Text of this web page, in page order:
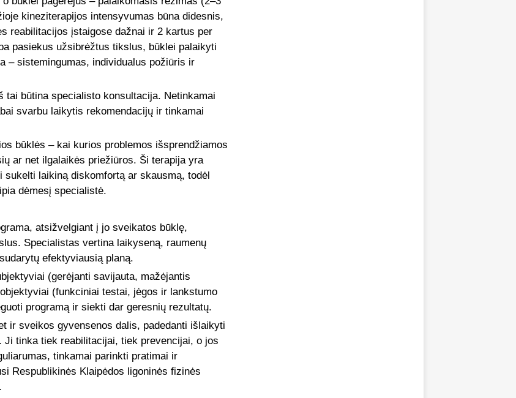
kineziterapijos intensyvumas būna didesnis,
reabilitacijos įstaigose dažnai ir 2 kartus per
pasiekus užsibrėžtus tikslus, būklei palaikyti
– sistemingumas, individualus požiūris ir
būtina specialisto konsultacija. Netinkamai
svarbu laikytis rekomendacijų ir tinkamai
būklės – kai kurios problemos išsprendžiamos
ar net ilgalaikės priežiūros. Ši terapija yra
laikiną diskomfortą ar skausmą, todėl
dėmesį specialistė.
atsižvelgiant į jo sveikatos būklę,
Specialistas vertina laikyseną, raumenų
efektyviausią planą.
(gerėjanti savijauta, mažėjantis
(funkciniai testai, jėgos ir lankstumo
programą ir siekti dar geresnių rezultatų.
ir sveikos gyvensenos dalis, padedanti išlaikyti
tinka tiek reabilitacijai, tiek prevencijai, o jos
tinkamai parinkti pratimai ir
Respublikinės Klaipėdos ligoninės fizinės